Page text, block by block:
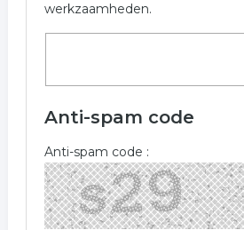
werkzaamheden.
Anti-spam code
Anti-spam code :